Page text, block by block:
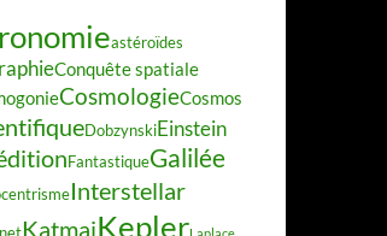
astéroïdes
Conquête spatiale
CosmologieCosmos
DobzynskiEinstein
FantastiqueGalilée
Interstellar
KatmaiKepler